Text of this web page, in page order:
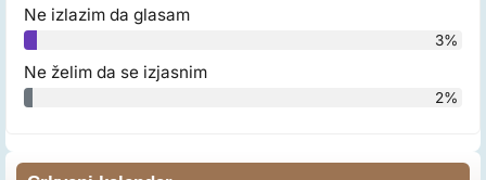
Ne izlazim da glasam
3%
Ne želim da se izjasnim
2%